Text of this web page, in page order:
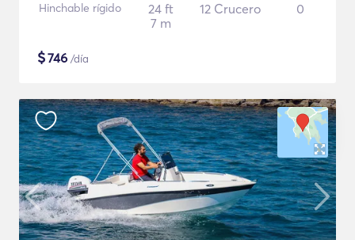
Hinchable rígido
24 ft
7 m
12 Crucero 0
$746 /día